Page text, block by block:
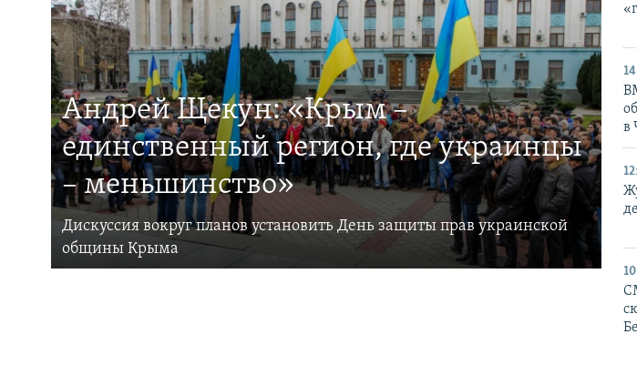
Андрей Щекун: «Крым –
единственный регион, где украинцы
– меньшинство»
Дискуссия вокруг планов установить День защиты прав украинской
общины Крыма
в